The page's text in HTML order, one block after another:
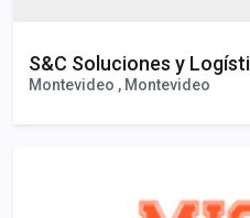
S&C Soluciones y
Montevideo , Montevideo